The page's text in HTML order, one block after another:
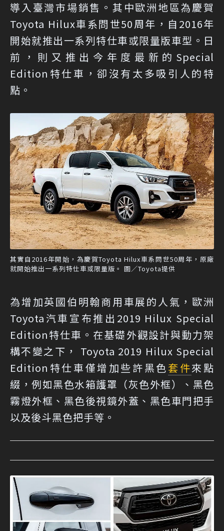
導入臺灣市場銷售。其中歐洲地區為慶賀
Toyota Hilux車系問世50周年，自2016年
開始就推出一系列特仕車或限量版車型。日
前，則又推出今年度最新的Special
Edition特仕車，卻沒有太多吸引人的特
點。
其實自2016年開始，為慶賀Toyota Hilux車系問世50周年，原廠
就開始推出一系列特仕車或限量版。 圖／Toyota提供
為增加英國伯明翰商用車展的人氣，歐洲
Toyota汽車宣布推出2019 Hilux Special
Edition特仕車。在基礎外觀設計與動力架
構不變之下， Toyota 2019 Hilux Special
Edition特仕車僅增加些許黑色套件來點
綴，例如黑色水箱護罩（灰色外框）、黑色
霧燈外框、黑色後視鏡外蓋、黑色車門把手
以及後斗黑色把手等。